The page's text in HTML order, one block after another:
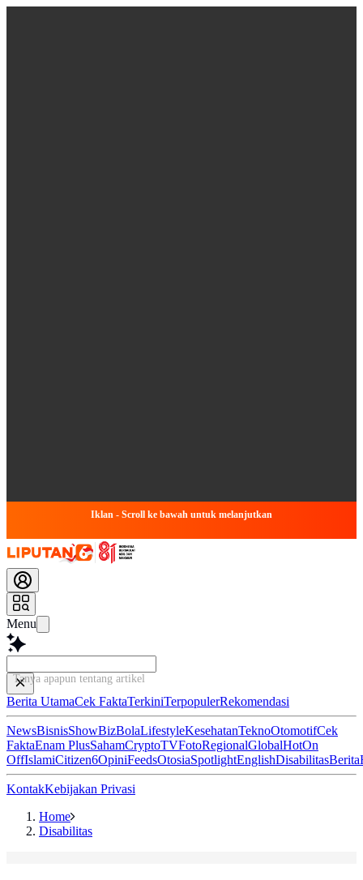
Iklan - Scroll ke bawah untuk melanjutkan
Menu
Tanya apapun tentang artikel ini...
Berita UtamaCek FaktaTerkiniTerpopulerRekomendasi
NewsBisnisShowBizBolaLifestyleKesehatanTeknoOtomotifCek
FaktaEnam PlusSahamCryptoTVFotoRegionalGlobalHotOn
OffIslamiCitizen6OpiniFeedsOtosiaSpotlightEnglishDisabilitasBerita
KontakKebijakan Privasi
Home
Disabilitas